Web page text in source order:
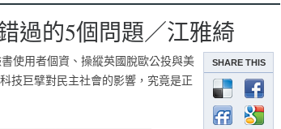
過的5個問題／江雅綺
SHARE THIS
使用者個資、操縱英國脫歐公投與美
技巨擘對民主社會的影響，究竟是正